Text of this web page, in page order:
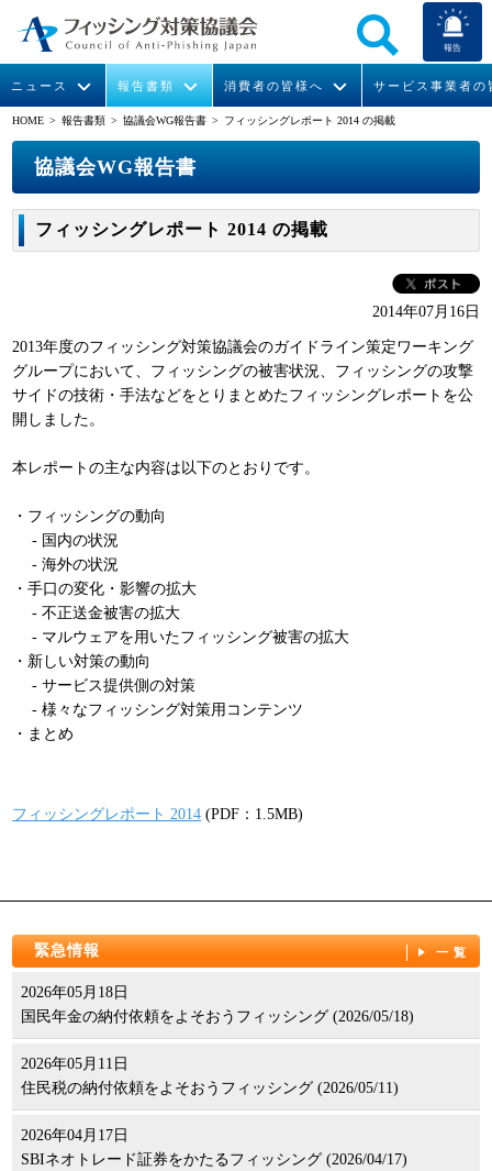
報告
ニュース
イベント
報告書類
協議会WG報告書
消費者の皆様へ
フィッシングの報告
マンガでわかるフィッシング詐欺対策 5ヶ条
サービス事業者の
STOP. THINK. CONNECT.
運営委員紹介
WG活動
入会案内
HOME > 報告書類 >協議会WG報告書 > フィッシングレポート 2014 の掲載
協議会WG報告書
フィッシングレポート 2014 の掲載
2014年07月16日
2013年度のフィッシング対策協議会のガイドライン策定ワーキング
グループにおいて、フィッシングの被害状況、フィッシングの攻撃
サイドの技術・手法などをとりまとめたフィッシングレポートを公
開しました。
本レポートの主な内容は以下のとおりです。
・フィッシングの動向
- 国内の状況
- 海外の状況
・手口の変化・影響の拡大
- 不正送金被害の拡大
- マルウェアを用いたフィッシング被害の拡大
・新しい対策の動向
- サービス提供側の対策
- 様々なフィッシング対策用コンテンツ
・まとめ
フィッシングレポート 2014 (PDF：1.5MB)
緊急情報 一覧
2026年05月18日
国民年金の納付依頼をよそおうフィッシング (2026/05/18)
2026年05月11日
住民税の納付依頼をよそおうフィッシング (2026/05/11)
2026年04月17日
SBIネオトレード証券をかたるフィッシング (2026/04/17)